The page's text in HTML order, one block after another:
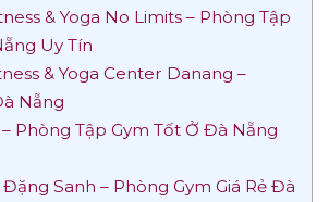
& Yoga No Limits – Phòng Tập
Uy Tín
& Yoga Center Danang –
Nẵng
Phòng Tập Gym Tốt Ở Đà Nẵng
Sanh – Phòng Gym Giá Rẻ Đà